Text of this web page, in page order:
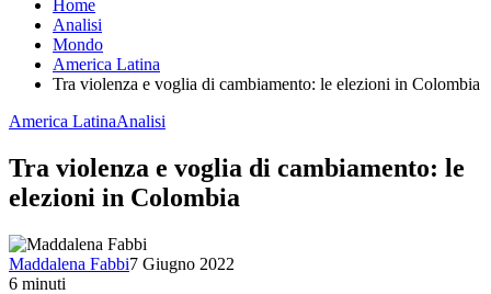
Home
Analisi
Mondo
America Latina
Tra violenza e voglia di cambiamento: le elezioni in Colombia
America LatinaAnalisi
Tra violenza e voglia di cambiamento: le
elezioni in Colombia
Maddalena Fabbi7 Giugno 2022
6 minuti